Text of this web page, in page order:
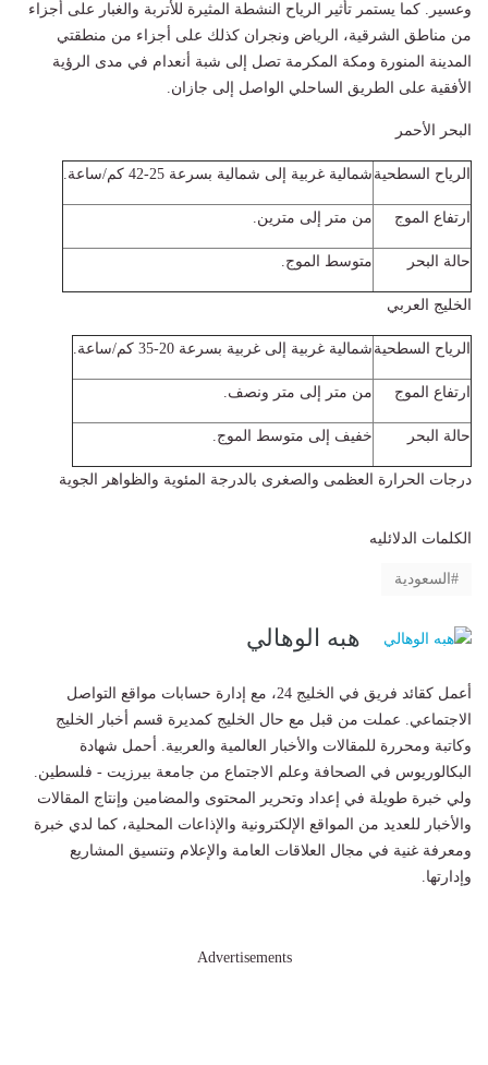
وعسير. كما يستمر تأثير الرياح النشطة المثيرة للأتربة والغبار على أجزاء
من مناطق الشرقية، الرياض ونجران كذلك على أجزاء من منطقتي
المدينة المنورة ومكة المكرمة تصل إلى شبة أنعدام في مدى الرؤية
الأفقية على الطريق الساحلي الواصل إلى جازان.
البحر الأحمر
الرياح السطحية شمالية غربية إلى شمالية بسرعة 25-42 كم/ساعة.
ارتفاع الموج من متر إلى مترين.
حالة البحر متوسط الموج.
الخليج العربي
الرياح السطحية شمالية غربية إلى غربية بسرعة 20-35 كم/ساعة.
ارتفاع الموج من متر إلى متر ونصف.
حالة البحر خفيف إلى متوسط الموج.
درجات الحرارة العظمى والصغرى بالدرجة المئوية والظواهر الجوية
الكلمات الدلائليه
السعودية
هبه الوهالي
أعمل كقائد فريق في الخليج 24، مع إدارة حسابات مواقع التواصل
الاجتماعي. عملت من قبل مع حال الخليج كمديرة قسم أخبار الخليج
وكاتبة ومحررة للمقالات والأخبار العالمية والعربية. أحمل شهادة
البكالوريوس في الصحافة وعلم الاجتماع من جامعة بيرزيت - فلسطين.
ولي خبرة طويلة في إعداد وتحرير المحتوى والمضامين وإنتاج المقالات
والأخبار للعديد من المواقع الإلكترونية والإذاعات المحلية، كما لدي خبرة
ومعرفة غنية في مجال العلاقات العامة والإعلام وتنسيق المشاريع
وإدارتها.
Advertisements